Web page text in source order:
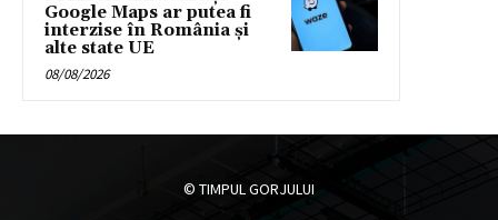
Google Maps ar putea fi
interzise în România și
alte state UE
08/08/2026
© TIMPUL GORJULUI